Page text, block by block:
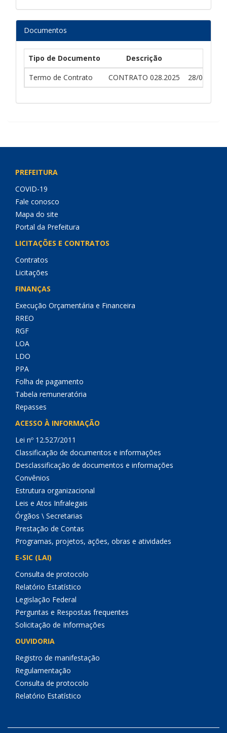
Documentos
Tipo de Documento Descrição
Termo de Contrato
CONTRATO 028.2025 28/03/2025
PREFEITURA
COVID-19
Fale conosco
Mapa do site
Portal da Prefeitura
LICITAÇÕES E CONTRATOS
Contratos
Licitações
FINANÇAS
Execução Orçamentária e Financeira
RREO
RGF
LOA
LDO
PPA
Folha de pagamento
Tabela remuneratória
Repasses
ACESSO À INFORMAÇÃO
Lei nº 12.527/2011
Classificação de documentos e informações
Desclassificação de documentos e informações
Convênios
Estrutura organizacional
Leis e Atos Infralegais
Órgãos \ Secretarias
Prestação de Contas
Programas, projetos, ações, obras e atividades
E-SIC (LAI)
Consulta de protocolo
Relatório Estatístico
Legislação Federal
Perguntas e Respostas frequentes
Solicitação de Informações
OUVIDORIA
Registro de manifestação
Regulamentação
Consulta de protocolo
Relatório Estatístico